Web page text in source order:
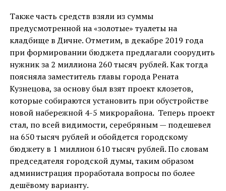
Также часть средств взяли из суммы
предусмотренной на «золотые» туалеты на
кладбище в Дичне. Отметим, в декабре 2019 года
при формировании бюджета предлагали соорудить
нужник за 2 миллиона 260 тысяч рублей. Как тогда
поясняла заместитель главы города Рената
Кузнецова, за основу был взят проект клозетов,
которые собираются установить при обустройстве
новой набережной 4-5 микрорайона. Теперь проект
стал, по всей видимости, серебряным — подешевел
на 650 тысяч рублей и обойдется городскому
бюджету в 1 миллион 610 тысяч рублей. По словам
председателя городской думы, таким образом
администрация проработала вопросы по более
дешёвому варианту.